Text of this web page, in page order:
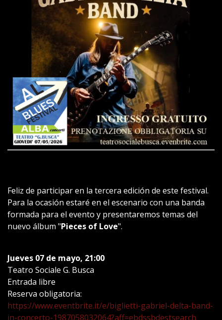
Feliz de participar en la tercera edición de este festival.
Para la ocasión estaré en el escenario con una banda
formada para el evento y presentaremos temas del
nuevo álbum "Pieces of Love".
Jueves 07 de mayo, 21:00
Teatro Sociale G. Busca
Entrada libre
Reserva obligatoria:
https://www.eventbrite.it/e/biglietti-gabriel-delta-band-
in-concerto-1987058032064?aff=ebdssbdestsearch